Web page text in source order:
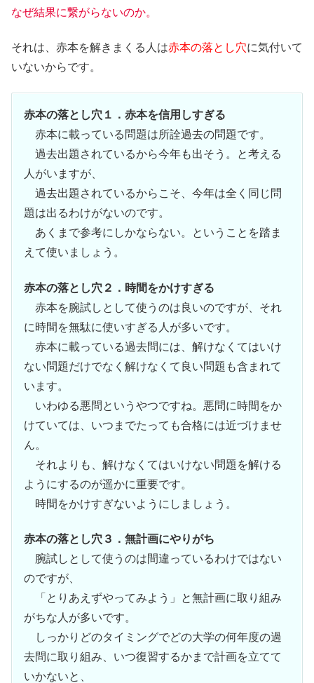
なぜ結果に繋がらないのか。
それは、赤本を解きまくる人は赤本の落とし穴に気付いて
いないからです。
赤本の落とし穴１．赤本を信用しすぎる
赤本に載っている問題は所詮過去の問題です。
過去出題されているから今年も出そう。と考える
人がいますが、
過去出題されているからこそ、今年は全く同じ問
題は出るわけがないのです。
あくまで参考にしかならない。ということを踏ま
えて使いましょう。
赤本の落とし穴２．時間をかけすぎる
赤本を腕試しとして使うのは良いのですが、それ
に時間を無駄に使いすぎる人が多いです。
赤本に載っている過去問には、解けなくてはいけ
ない問題だけでなく解けなくて良い問題も含まれて
います。
いわゆる悪問というやつですね。悪問に時間をか
けていては、いつまでたっても合格には近づけませ
ん。
それよりも、解けなくてはいけない問題を解ける
ようにするのが遥かに重要です。
時間をかけすぎないようにしましょう。
赤本の落とし穴３．無計画にやりがち
腕試しとして使うのは間違っているわけではない
のですが、
「とりあえずやってみよう」と無計画に取り組み
がちな人が多いです。
しっかりどのタイミングでどの大学の何年度の過
去問に取り組み、いつ復習するかまで計画を立てて
いかないと、